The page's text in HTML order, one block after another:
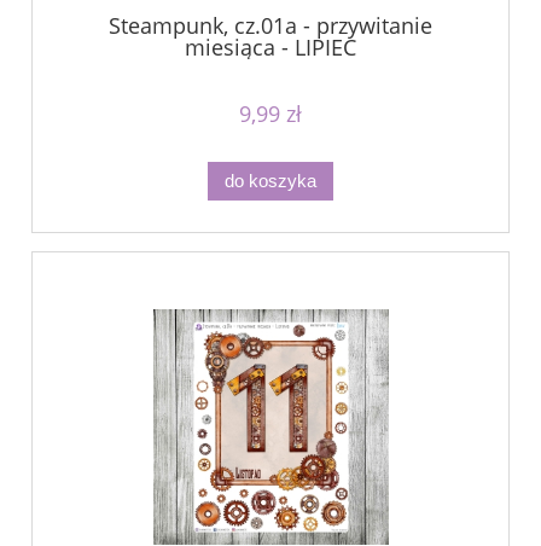
Steampunk, cz.01a - przywitanie
miesiąca - LIPIEC
9,99 zł
do koszyka